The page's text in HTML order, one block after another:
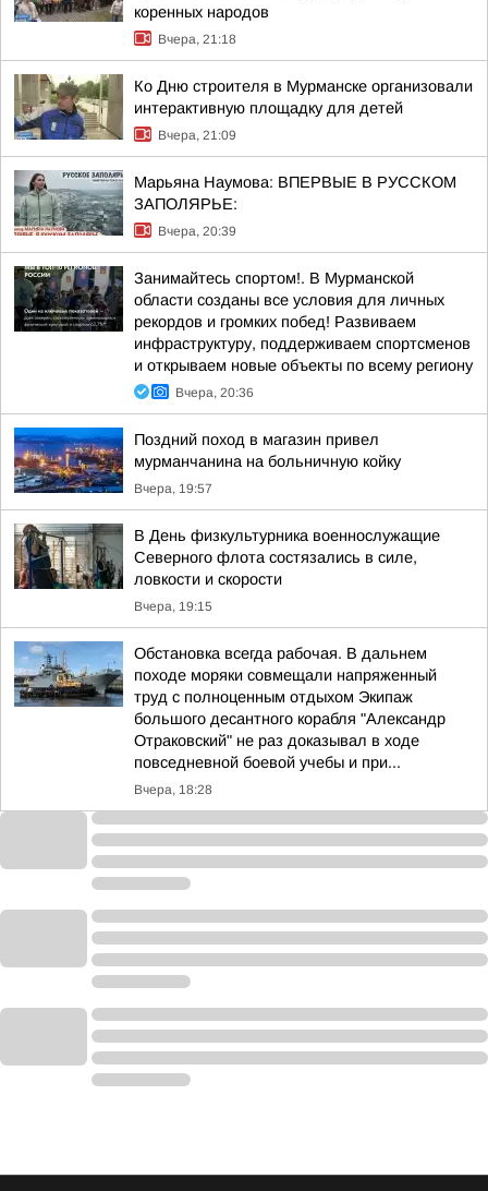
коренных народов
Вчера, 21:18
Ко Дню строителя в Мурманске организовали
интерактивную площадку для детей
Вчера, 21:09
Марьяна Наумова: ВПЕРВЫЕ В РУССКОМ
ЗАПОЛЯРЬЕ:
Вчера, 20:39
Занимайтесь спортом!. В Мурманской
области созданы все условия для личных
рекордов и громких побед! Развиваем
инфраструктуру, поддерживаем спортсменов
и открываем новые объекты по всему региону
Вчера, 20:36
Поздний поход в магазин привел
мурманчанина на больничную койку
Вчера, 19:57
В День физкультурника военнослужащие
Северного флота состязались в силе,
ловкости и скорости
Вчера, 19:15
Обстановка всегда рабочая. В дальнем
походе моряки совмещали напряженный
труд с полноценным отдыхом Экипаж
большого десантного корабля "Александр
Отраковский" не раз доказывал в ходе
повседневной боевой учебы и при...
Вчера, 18:28